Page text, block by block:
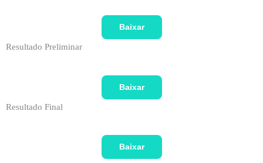
Baixar
Resultado Preliminar
Baixar
Resultado Final
Baixar